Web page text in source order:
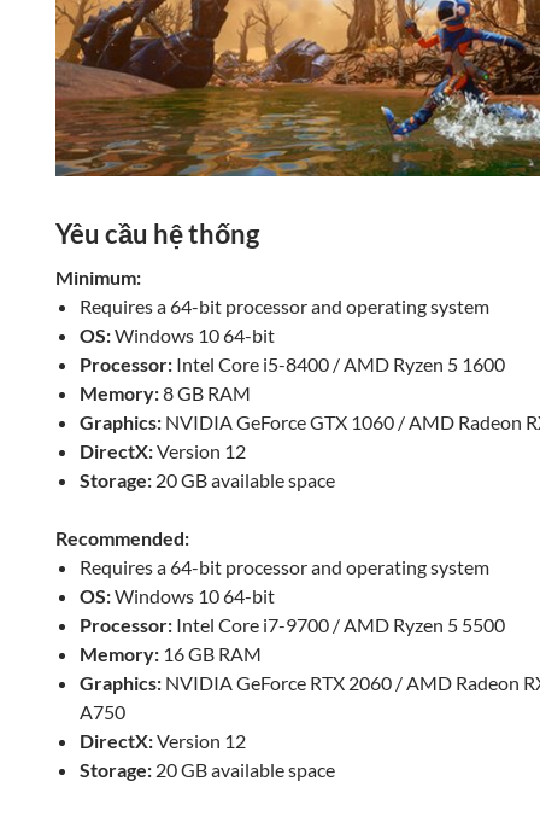
Yêu cầu hệ thống
Minimum:
Requires a 64-bit processor and operating system
OS:Windows 10 64-bit
Processor: Intel Core i5-8400 / AMD Ryzen 5 1600
Memory:8 GB RAM
Graphics: NVIDIA GeForce GTX 1060 / AMD Radeon
DirectX:Version 12
Storage: 20 GB available space
Recommended:
Requires a 64-bit processor and operating system
OS:Windows 10 64-bit
Processor: Intel Core i7-9700 / AMD Ryzen 5 5500
Memory: 16 GB RAM
Graphics: NVIDIA GeForce RTX 2060 / AMD Radeon
A750
DirectX:Version 12
Storage: 20 GB available space